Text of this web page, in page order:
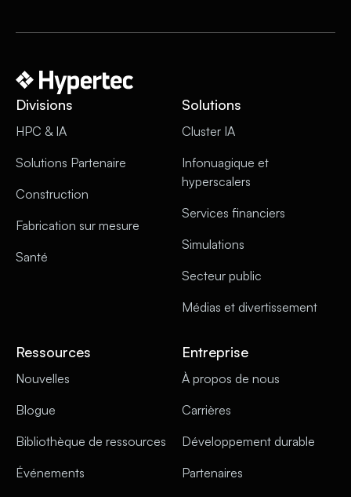
Divisions
HPC & IA
Solutions Partenaire
Construction
Fabrication sur mesure
Santé
Solutions
Cluster IA
Infonuagique et
hyperscalers
Services financiers
Simulations
Secteur public
Médias et divertissement
Ressources
Nouvelles
Blogue
Bibliothèque de ressources
Événements
Entreprise
À propos de nous
Carrières
Développement durable
Partenaires